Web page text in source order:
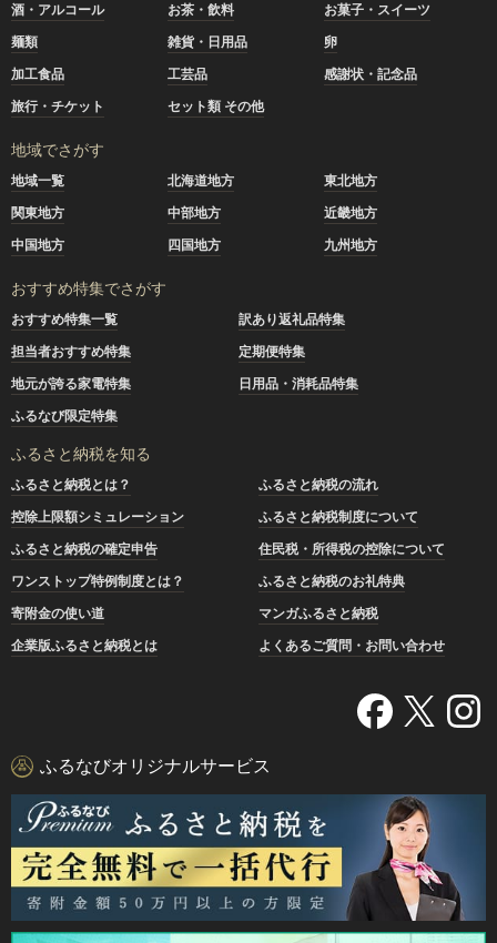
酒・アルコール
お茶・飲料
お菓子・スイーツ
麺類
雑貨・日用品
卵
加工食品
工芸品
感謝状・記念品
旅行・チケット
セット類 その他
地域でさがす
地域一覧 北海道地方
東北地方
関東地方
中部地方
近畿地方
中国地方
四国地方 九州地方
おすすめ特集でさがす
おすすめ特集一覧
訳あり返礼品特集
担当者おすすめ特集
定期便特集
地元が誇る家電特集
日用品・消耗品特集
ふるなび限定特集
ふるさと納税を知る
ふるさと納税とは？
ふるさと納税の流れ
控除上限額シミュレーション
ふるさと納税制度について
ふるさと納税の確定申告
住民税・所得税の控除について
ワンストップ特例制度とは？
ふるさと納税のお礼特典
寄附金の使い道
マンガふるさと納税
企業版ふるさと納税とは
よくあるご質問・お問い合わせ
ふるなびオリジナルサービス